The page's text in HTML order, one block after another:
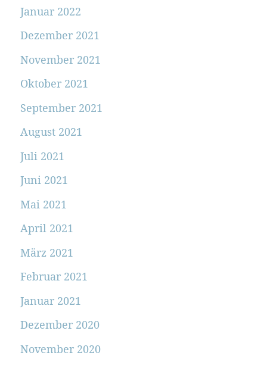
Januar 2022
Dezember 2021
November 2021
Oktober 2021
September 2021
August 2021
Juli 2021
Juni 2021
Mai 2021
April 2021
März 2021
Februar 2021
Januar 2021
Dezember 2020
November 2020